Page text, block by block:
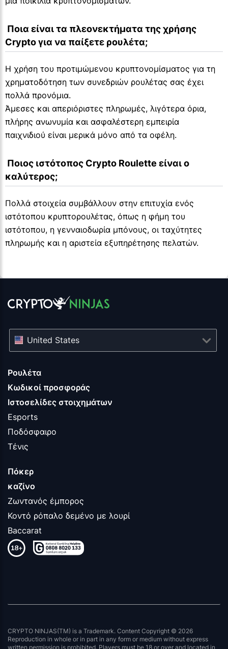
Crypto για να παίξετε ρουλέτα;
Η χρήση του προτιμώμενου κρυπτονομίσματος για τη
χρηματοδότηση των συνεδριών ρουλέτας σας έχει
πολλά προνόμια.
Άμεσες και απεριόριστες πληρωμές, λιγότερα όρια,
πλήρης ανωνυμία και ασφαλέστερη εμπειρία
παιχνιδιού είναι μερικά μόνο από τα οφέλη.
καλύτερος;
Πολλά στοιχεία συμβάλλουν στην επιτυχία ενός
ιστότοπου κρυπτορουλέτας, όπως η φήμη του
ιστότοπου, η γενναιοδωρία μπόνους, οι ταχύτητες
πληρωμής και η αριστεία εξυπηρέτησης πελατών.
Ρουλέτα
Κωδικοί προσφοράς
Ιστοσελίδες στοιχημάτων
Esports
Ποδόσφαιρο
Τένις
Πόκερ
καζίνο
Ζωντανός έμπορος
Κοντό ρόπαλο δεμένο με λουρί
Baccarat
United States
CRYPTO NINJAS(TM) is a Trademark. Content Copyright © 2026
Reproduction in whole or in part in any form or medium without express
written permission is prohibited. Players must be 18 or over and located in